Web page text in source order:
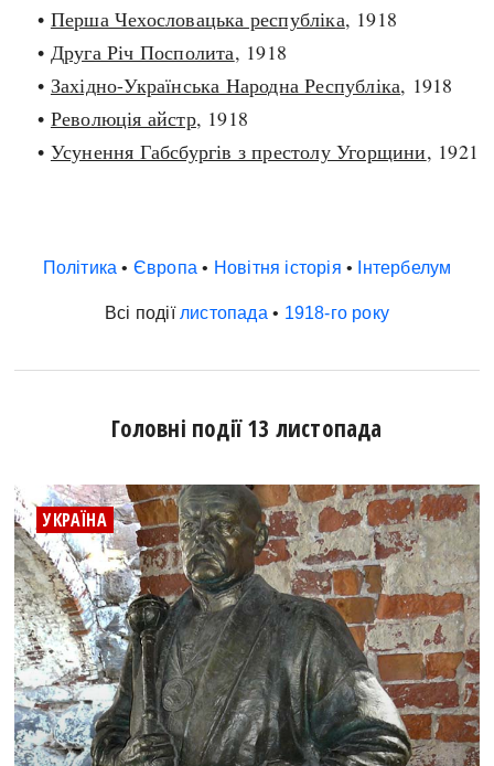
• Перша Чехословацька республіка, 1918
• Друга Річ Посполита, 1918
• Західно-Українська Народна Республіка, 1918
• Революція айстр, 1918
• Усунення Габсбургів з престолу Угорщини, 1921
Політика • Європа • Новітня історія • Інтербелум
Всі події листопада • 1918-го року
Головні події 13 листопада
УКРАЇНА